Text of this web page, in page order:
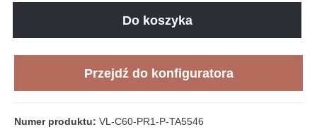
Loading...
Do koszyka
Przejdź do konfiguratora
Numer produktu: VL-C60-PR1-P-TA5546